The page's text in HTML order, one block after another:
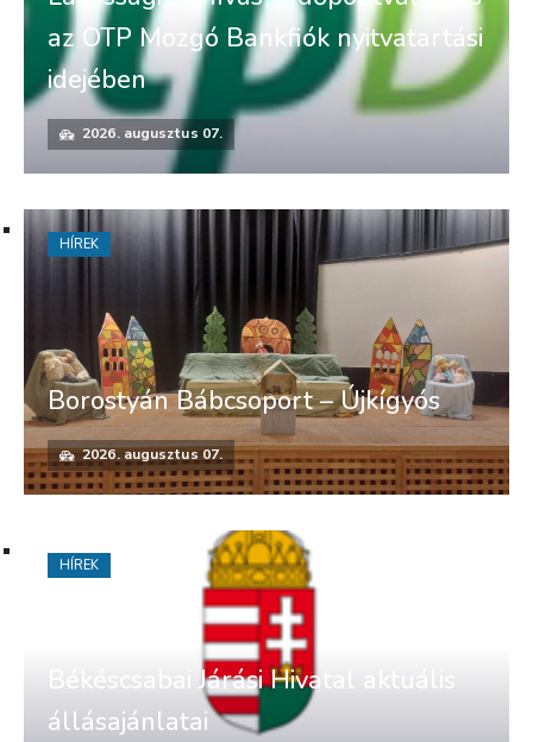
az OTP Mozgó Bankfiók nyitvatartási
idejében
2026. augusztus 07.
Borostyán Bábcsoport – Újkígyós
2026. augusztus 07.
HÍREK
Békéscsabai Járási Hivatal aktuális
állásajánlatai
HÍREK